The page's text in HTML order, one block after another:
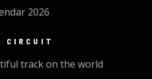
2026
CIRCUIT
track on the world